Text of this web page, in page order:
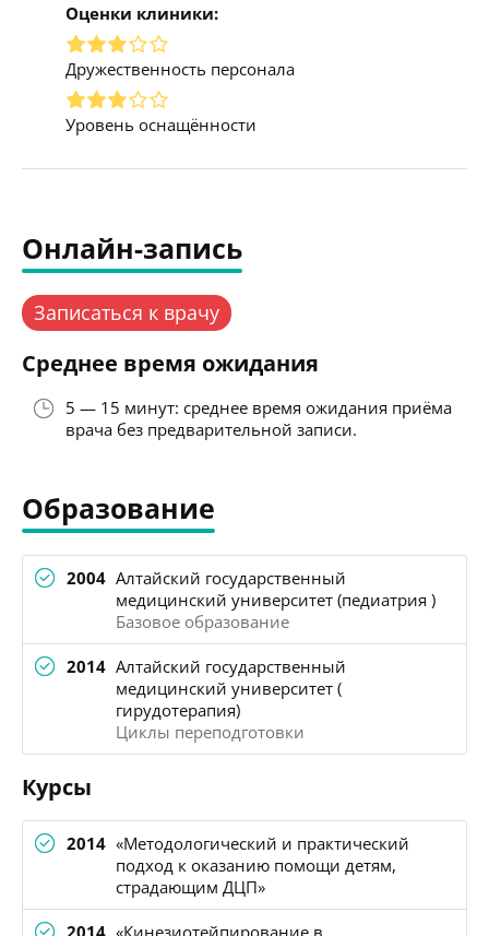
Оценки клиники:
Дружественность персонала
Уровень оснащённости
Онлайн-запись
Записаться к врачу
Среднее время ожидания
5 — 15 минут: среднее время ожидания приёма
врача без предварительной записи.
Образование
2004 Алтайский государственный
медицинский университет (педиатрия )
Базовое образование
2014 Алтайский государственный
медицинский университет (
гирудотерапия)
Циклы переподготовки
Курсы
2014 «Методологический и практический
подход к оказанию помощи детям,
страдающим ДЦП»
2014 «Кинезиотейпирование в